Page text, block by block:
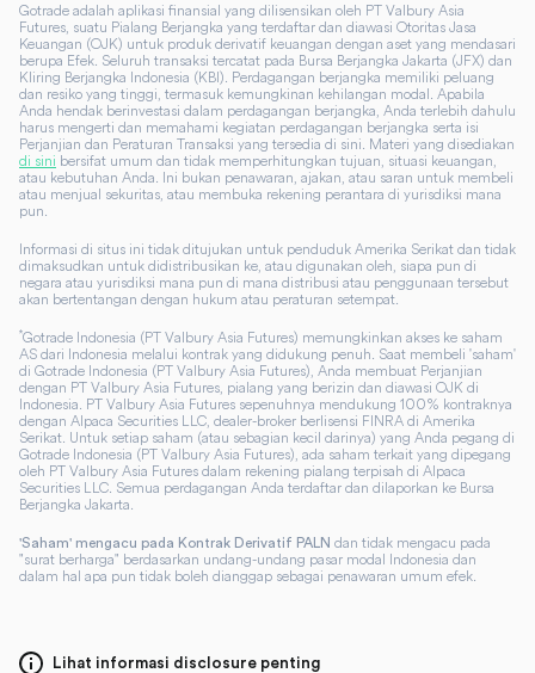
Gotrade adalah aplikasi finansial yang dilisensikan oleh PT Valbury Asia
Futures, suatu Pialang Berjangka yang terdaftar dan diawasi Otoritas Jasa
Keuangan (OJK) untuk produk derivatif keuangan dengan aset yang mendasari
berupa Efek. Seluruh transaksi tercatat pada Bursa Berjangka Jakarta (JFX) dan
Kliring Berjangka Indonesia (KBI). Perdagangan berjangka memiliki peluang
dan resiko yang tinggi, termasuk kemungkinan kehilangan modal. Apabila
Anda hendak berinvestasi dalam perdagangan berjangka, Anda terlebih dahulu
harus mengerti dan memahami kegiatan perdagangan berjangka serta isi
Perjanjian dan Peraturan Transaksi yang tersedia di sini. Materi yang disediakan
di sini bersifat umum dan tidak memperhitungkan tujuan, situasi keuangan,
atau kebutuhan Anda. Ini bukan penawaran, ajakan, atau saran untuk membeli
atau menjual sekuritas, atau membuka rekening perantara di yurisdiksi mana
pun.
Informasi di situs ini tidak ditujukan untuk penduduk Amerika Serikat dan tidak
dimaksudkan untuk didistribusikan ke, atau digunakan oleh, siapa pun di
negara atau yurisdiksi mana pun di mana distribusi atau penggunaan tersebut
akan bertentangan dengan hukum atau peraturan setempat.
*Gotrade Indonesia (PT Valbury Asia Futures) memungkinkan akses ke saham
AS dari Indonesia melalui kontrak yang didukung penuh. Saat membeli 'saham'
di Gotrade Indonesia (PT Valbury Asia Futures), Anda membuat Perjanjian
dengan PT Valbury Asia Futures, pialang yang berizin dan diawasi OJK di
Indonesia. PT Valbury Asia Futures sepenuhnya mendukung 100% kontraknya
dengan Alpaca Securities LLC, dealer-broker berlisensi FINRA di Amerika
Serikat. Untuk setiap saham (atau sebagian kecil darinya) yang Anda pegang di
Gotrade Indonesia (PT Valbury Asia Futures), ada saham terkait yang dipegang
oleh PT Valbury Asia Futures dalam rekening pialang terpisah di Alpaca
Securities LLC. Semua perdagangan Anda terdaftar dan dilaporkan ke Bursa
Berjangka Jakarta.
'Saham' mengacu pada Kontrak Derivatif PALN dan tidak mengacu pada
"surat berharga" berdasarkan undang-undang pasar modal Indonesia dan
dalam hal apa pun tidak boleh dianggap sebagai penawaran umum efek.
Lihat informasi disclosure penting